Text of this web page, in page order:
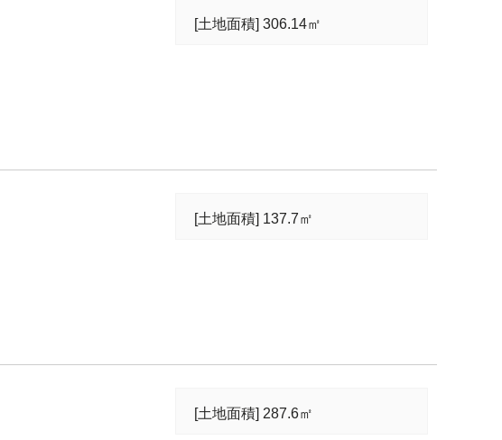
[土地面積] 306.14㎡
[土地面積] 137.7㎡
[土地面積] 287.6㎡